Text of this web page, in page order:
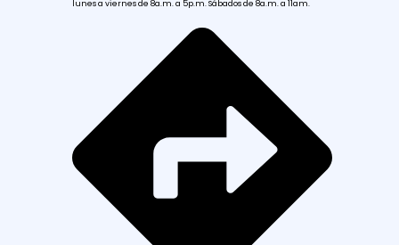
lunes a viernes de 8a.m. a 5p.m. Sábados de 8a.m. a 11am.